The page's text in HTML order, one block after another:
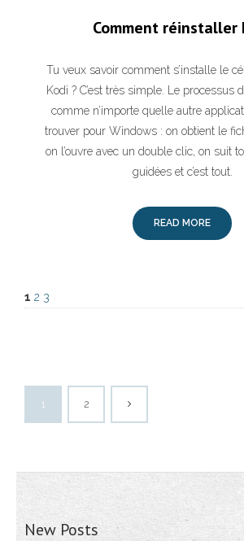
Comment réinstaller
Tu veux savoir comment s’installe le
Kodi ? C’est très simple. Le processus
comme n’importe quelle autre
trouver pour Windows : on obtient le
on l’ouvre avec un double clic, on suit
guidées et c’est tout.
READ MORE
1 2 3
1 2
New Posts